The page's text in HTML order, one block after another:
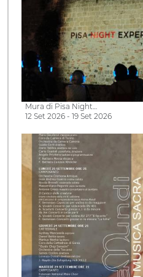
Mura di Pisa Night…
12 Set 2026 - 19 Set 2026